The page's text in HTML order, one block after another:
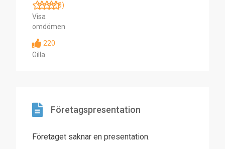
(0)
Visa
omdömen
220
Gilla
Företagspresentation
Företaget saknar en presentation.